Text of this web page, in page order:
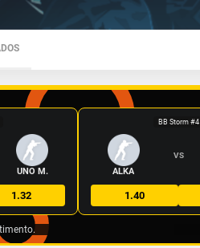
UNO M.
1.32
BB Storm #4
ALKA
VS
1.40